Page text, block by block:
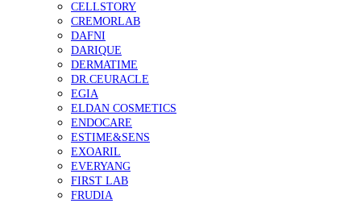
CELLSTORY
CREMORLAB
DAFNI
DARIQUE
DERMATIME
DR.CEURACLE
EGIA
ELDAN COSMETICS
ENDOCARE
ESTIME&SENS
EXOARIL
EVERYANG
FIRST LAB
FRUDIA